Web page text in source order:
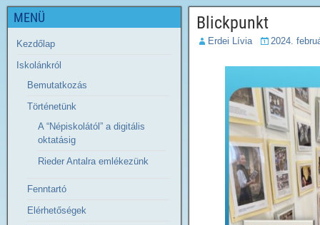
Blickpunkt
Erdei Lívia 2024.
MENÜ
Kezdőlap
Iskolánkról
Bemutatkozás
Történetünk
A “Népiskolától” a digitális
oktatásig
Rieder Antalra emlékezünk
Fenntartó
Elérhetőségek